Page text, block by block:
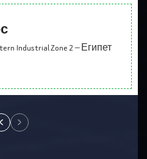
Industrial Zone 2 — Египет